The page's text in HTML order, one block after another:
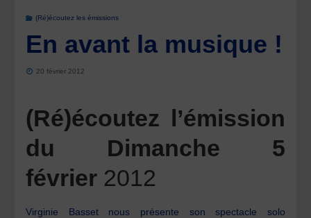
(Ré)écoutez les émissions
En avant la musique !
20 février 2012
(Ré)écoutez l’émission
du Dimanche 5
février 2012
Virginie Basset nous présente son spectacle solo